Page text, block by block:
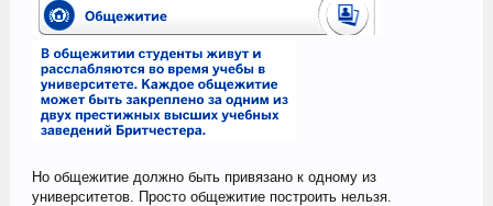
Но общежитие должно быть привязано к одному из
университетов. Просто общежитие построить нельзя.